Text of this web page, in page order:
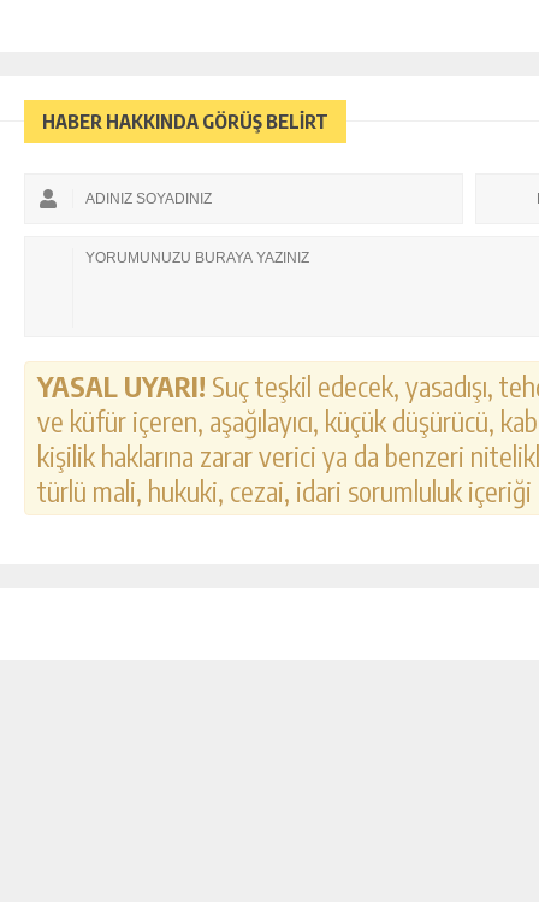
HABER HAKKINDA GÖRÜŞ BELİRT
YASAL UYARI! Suç teşkil edecek, yasadışı,
ve küfür içeren, aşağılayıcı, küçük düşürücü,
kişilik haklarına zarar verici ya da benzeri
türlü mali, hukuki, cezai, idari sorumluluk